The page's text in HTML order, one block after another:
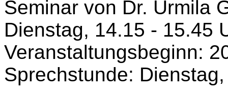
Seminar von Dr. Urmila
Dienstag, 14.15 - 15.45
Veranstaltungsbeginn:
Sprechstunde: